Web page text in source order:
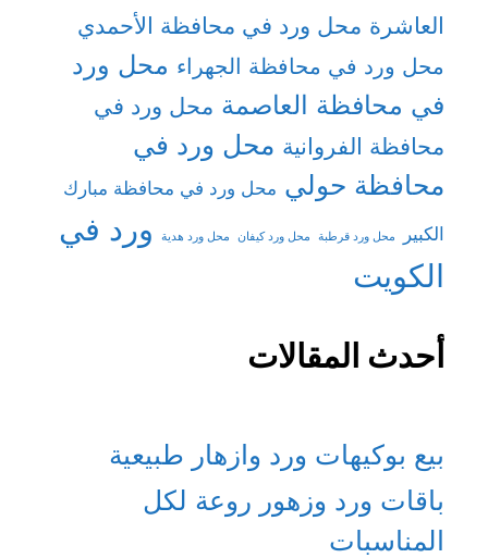
العاشرة محل ورد في محافظة الأحمدي
محل ورد في محافظة الجهراء محل ورد
في محافظة العاصمة محل ورد في
محافظة الفروانية محل ورد في
محافظة حولي محل ورد في محافظة مبارك
الكبير
محل ورد قرطبة محل ورد كيفان محل ورد هدية
ورد في
الكويت
أحدث المقالات
بيع بوكيهات ورد وازهار طبيعية
باقات ورد وزهور روعة لكل
المناسبات